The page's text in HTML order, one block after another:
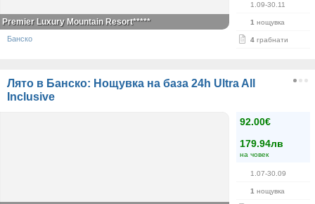
1.09-30.11
1 нощувка
4 грабнати
Premier Luxury Mountain Resort*****
Банско
Лято в Банско: Нощувка на база 24h Ultra All
Inclusive
92.00€
179.94лв
на човек
1.07-30.09
1 нощувка